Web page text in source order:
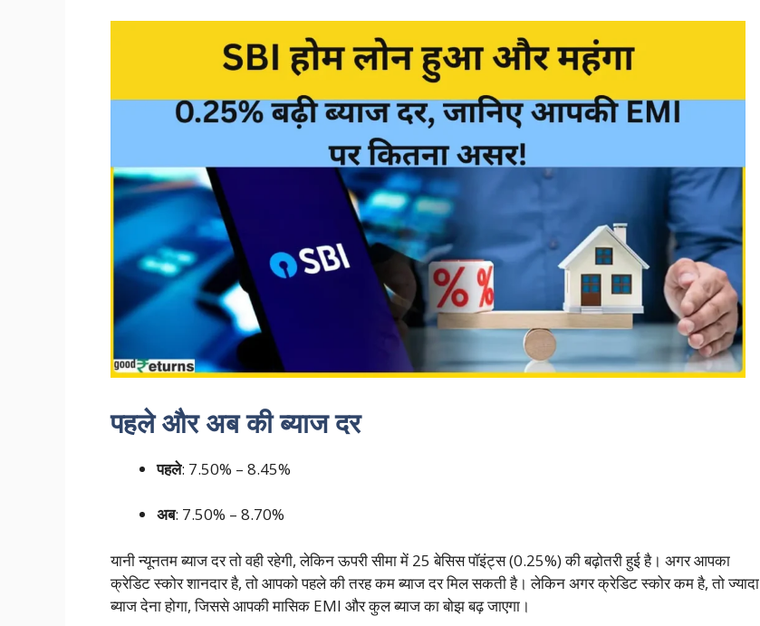
पहले और अब की ब्याज दर
पहले: 7.50% – 8.45%
अब: 7.50% – 8.70%
यानी न्यूनतम ब्याज दर तो वही रहेगी, लेकिन ऊपरी सीमा में 25 बेसिस पॉइंट्स (0.25%) की बढ़ोतरी हुई है। अगर आपका
क्रेडिट स्कोर शानदार है, तो आपको पहले की तरह कम ब्याज दर मिल सकती है। लेकिन अगर क्रेडिट स्कोर कम है, तो ज्यादा
ब्याज देना होगा, जिससे आपकी मासिक EMI और कुल ब्याज का बोझ बढ़ जाएगा।